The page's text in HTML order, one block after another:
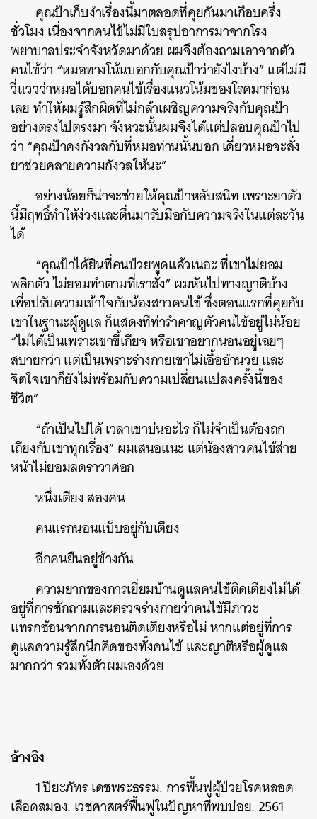
คุณป้าเก็บงำเรื่องนี้มาตลอดที่คุยกันมาเกือบครึ่ง
ชั่วโมง เนื่องจากคนไข้ไม่มีใบสรุปอาการมาจากโรง
พยาบาลประจำจังหวัดมาด้วย ผมจึงต้องถามเอาจากตัว
คนไข้ว่า “หมอทางโน้นบอกกับคุณป้าว่ายังไงบ้าง” แต่ไม่มี
วี่แววว่าหมอได้บอกคนไข้เรื่องแนวโน้มของโรคมาก่อน
เลย ทำให้ผมรู้สึกผิดที่ไม่กล้าเผชิญความจริงกับคุณป้า
อย่างตรงไปตรงมา จังหวะนั้นผมจึงได้แต่ปลอบคุณป้าไป
ว่า “คุณป้าคงกังวลกับที่หมอท่านนั้นบอก เดี๋ยวหมอจะสั่ง
ยาช่วยคลายความกังวลให้นะ”
อย่างน้อยก็น่าจะช่วยให้คุณป้าหลับสนิท เพราะยาตัว
นี้มีฤทธิ์ทำให้ง่วงและตื่นมารับมือกับความจริงในแต่ละวัน
ได้
“คุณป้าได้ยินที่คนป่วยพูดแล้วเนอะ ที่เขาไม่ยอม
พลิกตัว ไม่ยอมทำตามที่เราสั่ง” ผมหันไปทางญาติบ้าง
เพื่อปรับความเข้าใจกับน้องสาวคนไข้ ซึ่งตอนแรกที่คุยกับ
เขาในฐานะผู้ดูแล ก็แสดงทีท่ารำคาญตัวคนไข้อยู่ไม่น้อย
“ไม่ได้เป็นเพราะเขาขี้เกียจ หรือเขาอยากนอนอยู่เฉยๆ
สบายกว่า แต่เป็นเพราะร่างกายเขาไม่เอื้ออำนวย และ
จิตใจเขาก็ยังไม่พร้อมกับความเปลี่ยนแปลงครั้งนี้ของ
ชีวิต”
“ถ้าเป็นไปได้ เวลาเขาบ่นอะไร ก็ไม่จำเป็นต้องถก
เถียงกับเขาทุกเรื่อง” ผมเสนอแนะ แต่น้องสาวคนไข้ส่าย
หน้าไม่ยอมลดราวาศอก
หนึ่งเตียง สองคน
คนแรกนอนแบ็บอยู่กับเตียง
อีกคนยืนอยู่ข้างกัน
ความยากของการเยี่ยมบ้านดูแลคนไข้ติดเตียงไม่ได้
อยู่ที่การซักถามและตรวจร่างกายว่าคนไข้มีภาวะ
แทรกซ้อนจากการนอนติดเตียงหรือไม่ หากแต่อยู่ที่การ
ดูแลความรู้สึกนึกคิดของทั้งคนไข้ และญาติหรือผู้ดูแล
มากกว่า รวมทั้งตัวผมเองด้วย
อ้างอิง
1 ปิยะภัทร เดชพระธรรม. การฟื้นฟูผู้ป่วยโรคหลอด
เลือดสมอง. เวชศาสตร์ฟื้นฟูในปัญหาที่พบบ่อย. 2561